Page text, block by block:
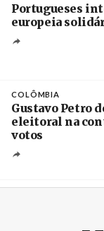
Portugueses
europeia
COLÔMBIA
Gustavo Petro
eleitoral na
votos